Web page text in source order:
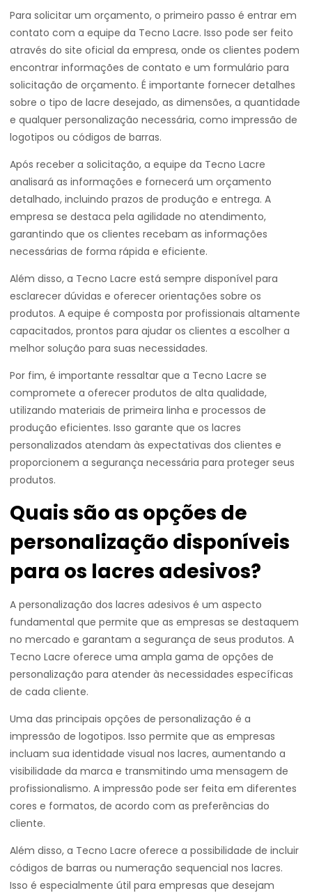
Para solicitar um orçamento, o primeiro passo é entrar em
contato com a equipe da Tecno Lacre. Isso pode ser feito
através do site oficial da empresa, onde os clientes podem
encontrar informações de contato e um formulário para
solicitação de orçamento. É importante fornecer detalhes
sobre o tipo de lacre desejado, as dimensões, a quantidade
e qualquer personalização necessária, como impressão de
logotipos ou códigos de barras.
Após receber a solicitação, a equipe da Tecno Lacre
analisará as informações e fornecerá um orçamento
detalhado, incluindo prazos de produção e entrega. A
empresa se destaca pela agilidade no atendimento,
garantindo que os clientes recebam as informações
necessárias de forma rápida e eficiente.
Além disso, a Tecno Lacre está sempre disponível para
esclarecer dúvidas e oferecer orientações sobre os
produtos. A equipe é composta por profissionais altamente
capacitados, prontos para ajudar os clientes a escolher a
melhor solução para suas necessidades.
Por fim, é importante ressaltar que a Tecno Lacre se
compromete a oferecer produtos de alta qualidade,
utilizando materiais de primeira linha e processos de
produção eficientes. Isso garante que os lacres
personalizados atendam às expectativas dos clientes e
proporcionem a segurança necessária para proteger seus
produtos.
Quais são as opções de
personalização disponíveis
para os lacres adesivos?
A personalização dos lacres adesivos é um aspecto
fundamental que permite que as empresas se destaquem
no mercado e garantam a segurança de seus produtos. A
Tecno Lacre oferece uma ampla gama de opções de
personalização para atender às necessidades específicas
de cada cliente.
Uma das principais opções de personalização é a
impressão de logotipos. Isso permite que as empresas
incluam sua identidade visual nos lacres, aumentando a
visibilidade da marca e transmitindo uma mensagem de
profissionalismo. A impressão pode ser feita em diferentes
cores e formatos, de acordo com as preferências do
cliente.
Além disso, a Tecno Lacre oferece a possibilidade de incluir
códigos de barras ou numeração sequencial nos lacres.
Isso é especialmente útil para empresas que desejam